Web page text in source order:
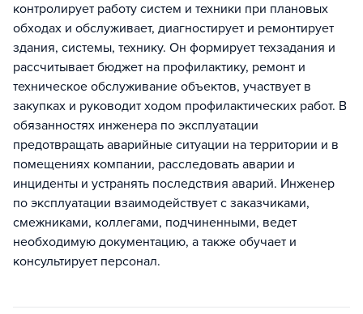
контролирует работу систем и техники при плановых
обходах и обслуживает, диагностирует и ремонтирует
здания, системы, технику. Он формирует техзадания и
рассчитывает бюджет на профилактику, ремонт и
техническое обслуживание объектов, участвует в
закупках и руководит ходом профилактических работ. В
обязанностях инженера по эксплуатации
предотвращать аварийные ситуации на территории и в
помещениях компании, расследовать аварии и
инциденты и устранять последствия аварий. Инженер
по эксплуатации взаимодействует с заказчиками,
смежниками, коллегами, подчиненными, ведет
необходимую документацию, а также обучает и
консультирует персонал.